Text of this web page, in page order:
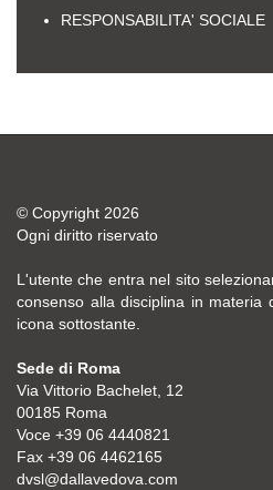
RESPONSABILITA' SOCIALE
© Copyright 2026
Ogni diritto riservato
L'utente che entra nel sito
consenso alla disciplina in materia
icona sottostante.
Sede di Roma
Via Vittorio Bachelet, 12
00185 Roma
Voce +39 06 4440821
Fax +39 06 4462165
dvsl@dallavedova.com